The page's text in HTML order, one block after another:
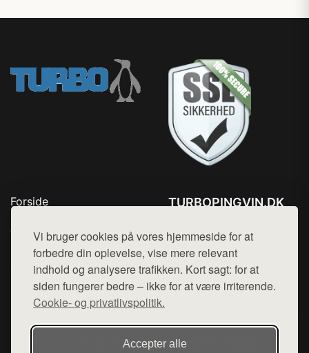
Vi bruger cookies på vores hjemmeside for at
forbedre din oplevelse, vise mere relevant
indhold og analysere trafikken. Kort sagt: for at
siden fungerer bedre – ikke for at være irriterende.
Cookie- og privatlivspolitik.
Accepter alle
Forside
Top Rabatter
Blog
Kontakt
TURBOPINGVIN.DK
Mail: hej@want.dk
Cookie- og privatlivspolitik
Denne side er en del af want.dk, der udgiver en række